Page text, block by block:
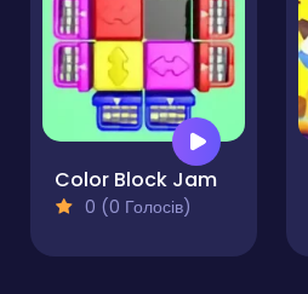
Color Block Jam
0 (0 Голосів)